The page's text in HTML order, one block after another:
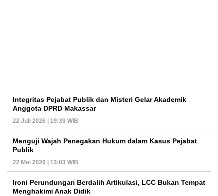
Integritas Pejabat Publik dan Misteri Gelar Akademik
Anggota DPRD Makassar
22 Juli 2026 | 19:39 WIB
Menguji Wajah Penegakan Hukum dalam Kasus Pejabat
Publik
22 Mei 2026 | 13:03 WIB
Ironi Perundungan Berdalih Artikulasi, LCC Bukan Tempat
Menghakimi Anak Didik